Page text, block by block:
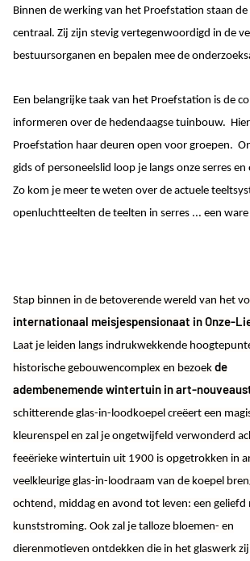
Binnen de werking van het Proefstation staan
centraal. Zij zijn stevig vertegenwoordigd in de
bestuursorganen en bepalen mee de
Een belangrijke taak van het Proefstation is de
informeren over de hedendaagse tuinbouw.
Proefstation haar deuren open voor groepen.
gids of personeelslid loop je langs onze serres
Zo kom je meer te weten over de actuele
openluchtteelten de teelten in serres ... een
Stap binnen in de betoverende wereld van het
internationaal meisjespensionaat in Onze-
Laat je leiden langs indrukwekkende
historische gebouwencomplex en bezoek de
adembenemende wintertuin in art-
schitterende glas-in-loodkoepel creëert een
kleurenspel en zal je ongetwijfeld verwonderd
feeërieke wintertuin uit 1900 is opgetrokken in
veelkleurige glas-in-loodraam van de koepel
ochtend, middag en avond tot leven: een geliefd
kunststroming. Ook zal je talloze bloemen- en
dierenmotieven ontdekken die in het glaswerk